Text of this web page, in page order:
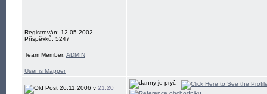
Registrován: 12.05.2002
Příspěvků: 5247
Team Member: ADMIN
User is Mapper
26.11.2006 v 21:20